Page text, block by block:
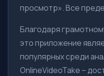
просмотр». Все
Благодаря
это приложение
популярных среди
OnlineVideoTake –